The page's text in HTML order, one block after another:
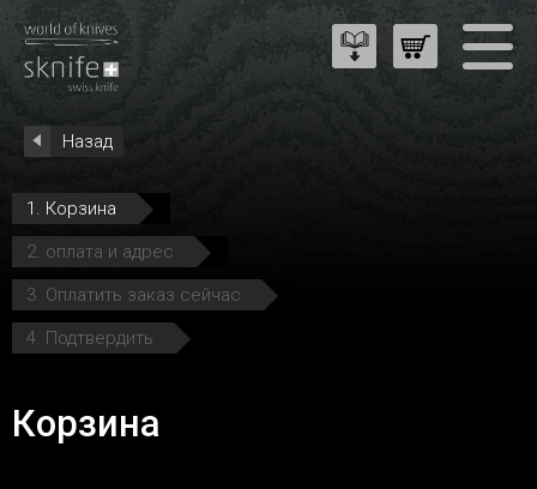
Назад
1. Корзина
2. оплата и адрес
3. Оплатить заказ сейчас
4. Подтвердить
Корзина